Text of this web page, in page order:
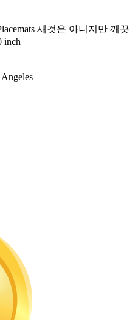
새것은 아니지만 깨끗
inch